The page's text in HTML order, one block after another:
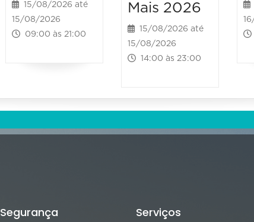
15/08/2026 até
15/08/2026
09:00 às 21:00
Mais 2026
15/08/2026 até
15/08/2026
14:00 às 23:00
Segurança Serviços